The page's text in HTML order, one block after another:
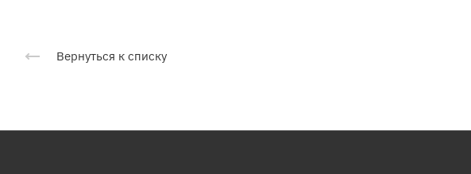
Вернуться к списку